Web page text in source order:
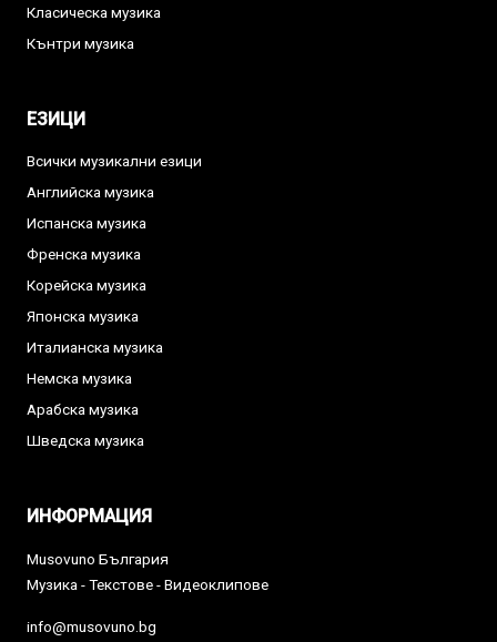
Класическа музика
Кънтри музика
ЕЗИЦИ
Всички музикални езици
Английска музика
Испанска музика
Френска музика
Корейска музика
Японска музика
Италианска музика
Немска музика
Арабска музика
Шведска музика
ИНФОРМАЦИЯ
Musovuno България
Музика - Текстове - Видеоклипове
info@musovuno.bg